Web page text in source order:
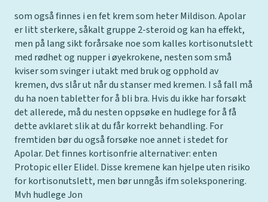
som også finnes i en fet krem som heter Mildison. Apolar
er litt sterkere, såkalt gruppe 2-steroid og kan ha effekt,
men på lang sikt forårsake noe som kalles kortisonutslett
med rødhet og nupper i øyekrokene, nesten som små
kviser som svinger i utakt med bruk og opphold av
kremen, dvs slår ut når du stanser med kremen. I så fall må
du ha noen tabletter for å bli bra. Hvis du ikke har forsøkt
det allerede, må du nesten oppsøke en hudlege for å få
dette avklaret slik at du får korrekt behandling. For
fremtiden bør du også forsøke noe annet i stedet for
Apolar. Det finnes kortisonfrie alternativer: enten
Protopic eller Elidel. Disse kremene kan hjelpe uten risiko
for kortisonutslett, men bør unngås ifm soleksponering.
Mvh hudlege Jon